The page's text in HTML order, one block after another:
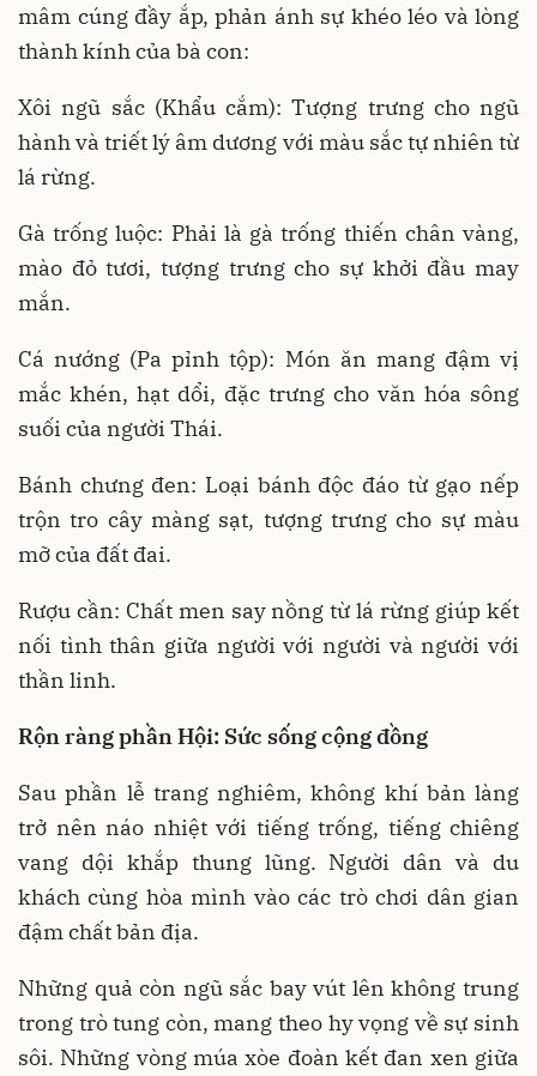
mâm cúng đầy ắp, phản ánh sự khéo léo và lòng
thành kính của bà con:
Xôi ngũ sắc (Khẩu cắm): Tượng trưng cho ngũ
hành và triết lý âm dương với màu sắc tự nhiên từ
lá rừng.
Gà trống luộc: Phải là gà trống thiến chân vàng,
mào đỏ tươi, tượng trưng cho sự khởi đầu may
mắn.
Cá nướng (Pa pỉnh tộp): Món ăn mang đậm vị
mắc khén, hạt dổi, đặc trưng cho văn hóa sông
suối của người Thái.
Bánh chưng đen: Loại bánh độc đáo từ gạo nếp
trộn tro cây màng sạt, tượng trưng cho sự màu
mỡ của đất đai.
Rượu cần: Chất men say nồng từ lá rừng giúp kết
nối tình thân giữa người với người và người với
thần linh.
Rộn ràng phần Hội: Sức sống cộng đồng
Sau phần lễ trang nghiêm, không khí bản làng
trở nên náo nhiệt với tiếng trống, tiếng chiêng
vang dội khắp thung lũng. Người dân và du
khách cùng hòa mình vào các trò chơi dân gian
đậm chất bản địa.
Những quả còn ngũ sắc bay vút lên không trung
trong trò tung còn, mang theo hy vọng về sự sinh
sôi. Những vòng múa xòe đoàn kết đan xen giữa